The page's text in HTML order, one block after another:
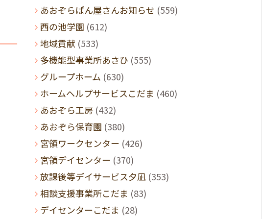
あおぞらぱん屋さんお知らせ (559)
西の池学園 (612)
地域貢献 (533)
多機能型事業所あさひ (555)
グループホーム (630)
ホームヘルプサービスこだま (460)
あおぞら工房 (432)
あおぞら保育園 (380)
宮領ワークセンター (426)
宮領デイセンター (370)
放課後等デイサービス夕凪 (353)
相談支援事業所こだま (83)
デイセンターこだま (28)